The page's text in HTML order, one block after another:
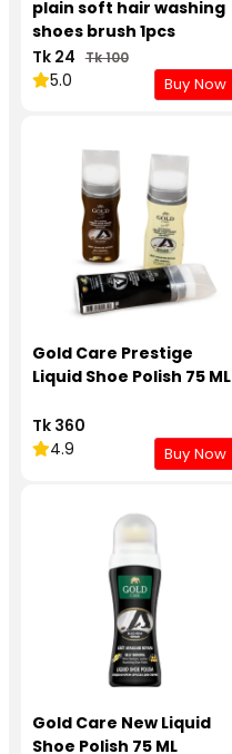
plain soft hair washing
shoes brush 1pcs
Tk 24 Tk 100
5.0 Buy Now
Gold Care Prestige
Liquid Shoe Polish 75 ML
Tk 360
4.9
Buy Now
Gold Care New Liquid
Shoe Polish 75 ML